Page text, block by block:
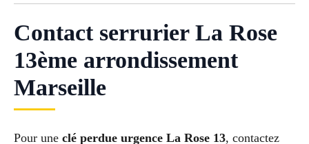
Contact serrurier La Rose
13ème arrondissement
Marseille
Pour une clé perdue urgence La Rose 13, contactez